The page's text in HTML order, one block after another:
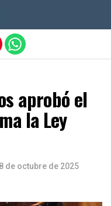
aprobó el
la Ley
8 de octubre de 2025
móvil